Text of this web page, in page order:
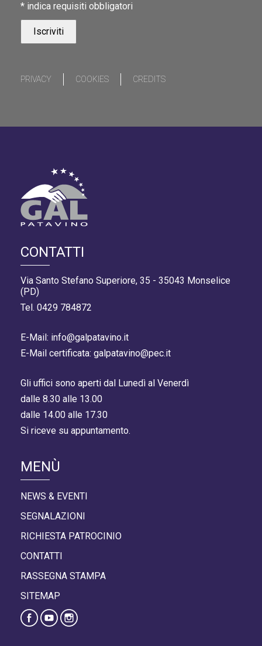
CONTATTI
Via Santo Stefano Superiore, 35 - 35043 Monselice
(PD)
Tel. 0429 784872
E-Mail: info@galpatavino.it
E-Mail certificata: galpatavino@pec.it
Gli uffici sono aperti dal Lunedì al Venerdì
dalle 8.30 alle 13.00
dalle 14.00 alle 17.30
Si riceve su appuntamento.
MENÙ
NEWS & EVENTI
SEGNALAZIONI
RICHIESTA PATROCINIO
CONTATTI
RASSEGNA STAMPA
SITEMAP
* indica requisiti obbligatori
PRIVACY COOKIES CREDITS